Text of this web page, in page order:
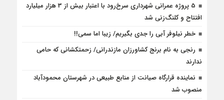
5 پروژه‌ عمرانی شهرداری سرخ‌رود با اعتبار بیش از 3 هزار میلیارد
افتتاح و کلنگ‌زنی شد
خطر نیلوفر آبی را جدی بگیریم/ زیبا اما سمی!!
رنجی به نام برنج کشاورزان مازندرانی/ زحمتکشانی که حامی
ندارند
نماینده قرارگاه صیانت از منابع طبیعی در شهرستان محمودآباد
منصوب شد